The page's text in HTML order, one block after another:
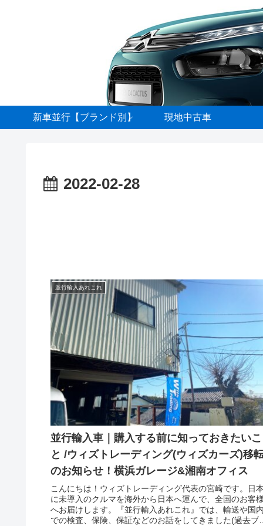
新車並行【ブランド別】 現地中古車
2022-02-28
並行輸入あれこれ
並行輸入車｜購入する前に知っておきたいこ
と /ウィズトレーディング(ウィズカーズ)移
のお知らせ！横浜ガレージ&湘南オフィス
こんにちは！ウィズトレーディング代表の宮崎です。日本
に未導入のクルマを海外から日本へ運んで、全国のお客様
へお届けします。『並行輸入あれこれ』では、輸送や国内
での検査、保険、保証などのお話をしてきました(過去ブロ